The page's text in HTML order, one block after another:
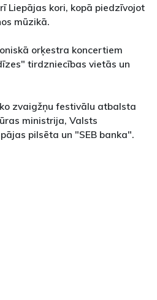
Liepājas kori, kopā piedzīvojot
mūzikā.
orķestra koncertiem
tirdzniecības vietās un
zvaigžņu festivālu atbalsta
ministrija, Valsts
pilsēta un "SEB banka".